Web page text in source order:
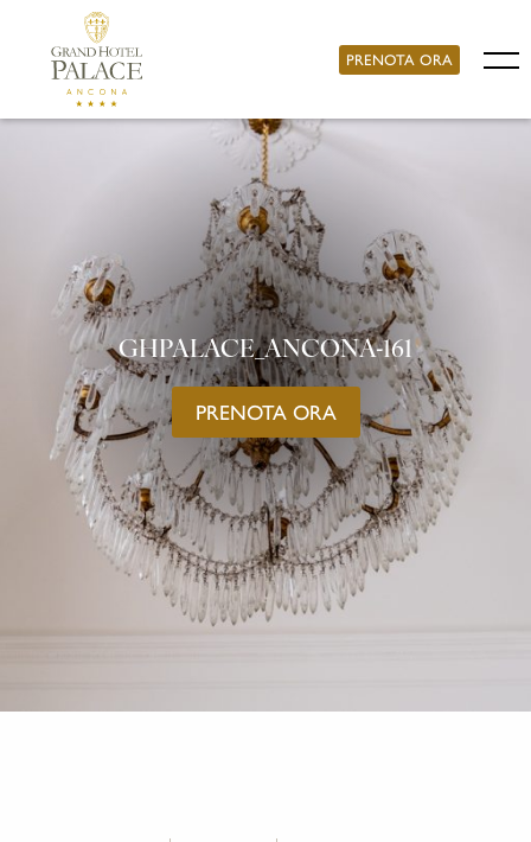
PRENOTA ORA
GHPALACE_ANCONA-161
PRENOTA ORA